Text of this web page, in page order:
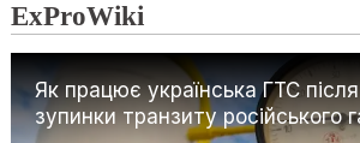
ExProWiki
Як працює українська ГТС після
зупинки транзиту російського